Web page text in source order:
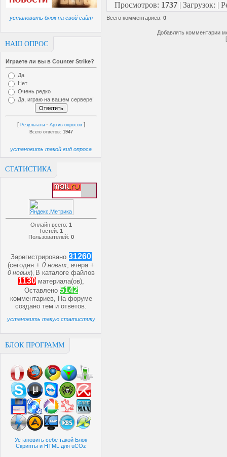
установить блок на свой сайт
НАШ ОПРОС
Играете ли вы в Counter Strike?
Да
Нет
Очень редко
Да, играю на вашем сервере!
[ Результаты · Архив опросов ]
Всего ответов: 1947
установить такой вид опроса
СТАТИСТИКА
Онлайн всего: 1
Гостей: 1
Пользователей: 0
Зарегистрировано 31260
(сегодня +0 новых, вчера +
0 новых) В каталоге файлов
1130 материала(ов),
Оставлено 5142
комментариев, На форуме
созданотем иответов.
установить такую статистику
БЛОК ПРОГРАММ
Установить себе такой Блок
Скрипты и HTML для uCOz
Просмотров: 1737 | Загрузок: |
Всего комментариев: 0
Добавлять комментарии